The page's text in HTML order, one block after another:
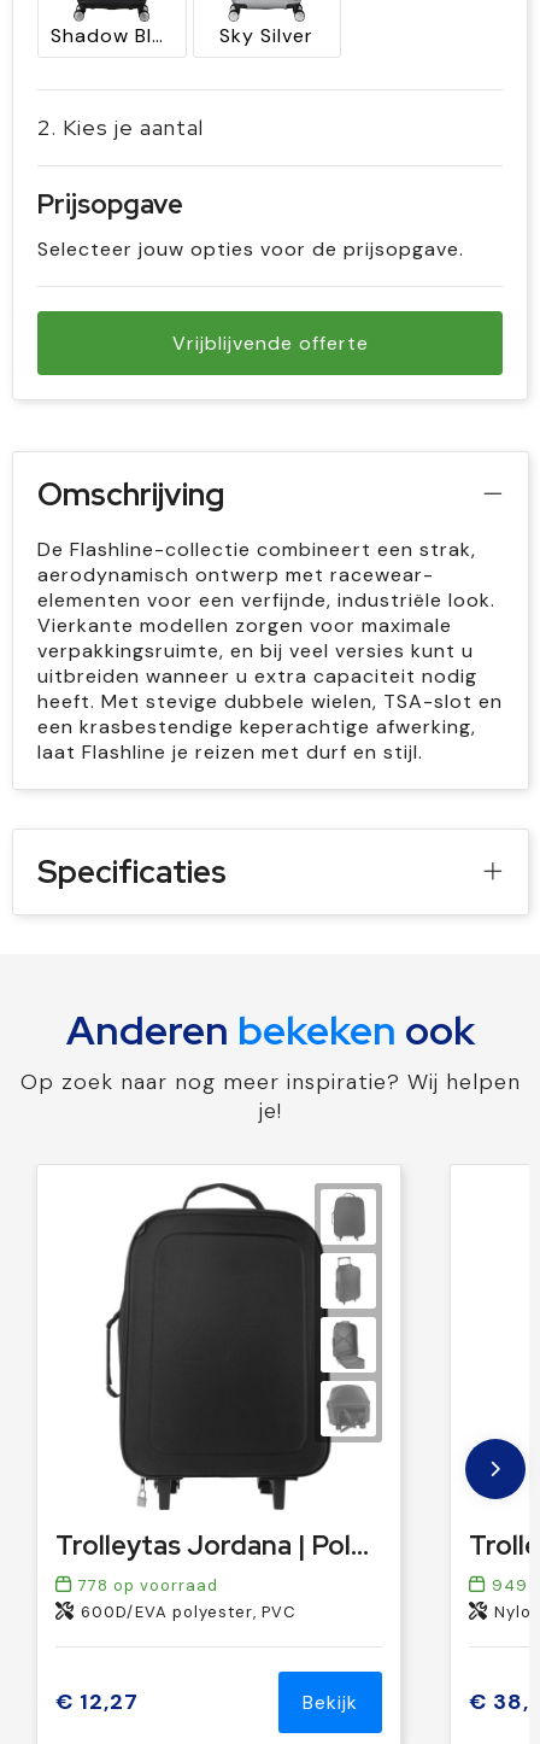
Shadow Black Sky Silver
2. Kies je aantal
Prijsopgave
Selecteer jouw opties voor de prijsopgave.
Vrijblijvende offerte
Omschrijving
De Flashline-collectie combineert een strak,
aerodynamisch ontwerp met racewear-
elementen voor een verfijnde, industriële look.
Vierkante modellen zorgen voor maximale
verpakkingsruimte, en bij veel versies kunt u
uitbreiden wanneer u extra capaciteit nodig
heeft. Met stevige dubbele wielen, TSA-slot en
een krasbestendige keperachtige afwerking,
laat Flashline je reizen met durf en stijl.
Specificaties
Anderen bekeken ook
Op zoek naar nog meer inspiratie? Wij helpen
je!
Trolleytas Jordana | Polyester 600D | Opvouwbaar | 20 l
778 op voorraad
600D/EVA polyester, PVC
€ 12,27 Bekijk
949
€